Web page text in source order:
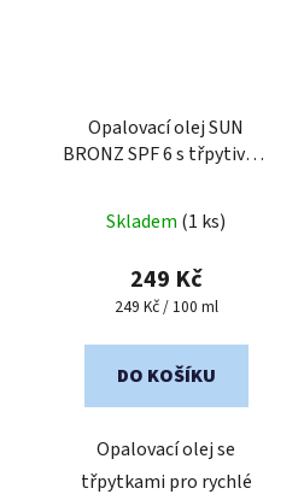
Opalovací olej SUN
BRONZ SPF 6 s třpytivým
Skladem (1 ks)
249 Kč
Měrná
249 Kč / 100 ml
DO KOŠÍKU
Opalovací olej se
třpytkami pro rychlé